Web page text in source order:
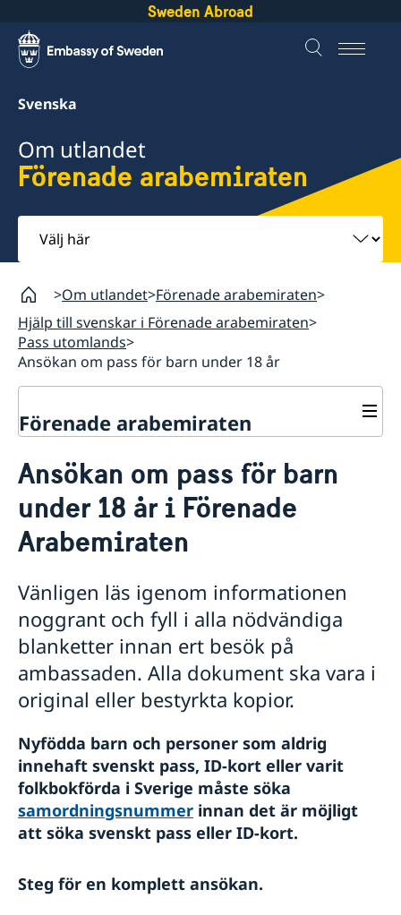
Sweden Abroad
Svenska
Om utlandet
Förenade arabemiraten
Välj
här
Om utlandet Förenade arabemiraten
Hjälp till svenskar i Förenade arabemiraten
Pass utomlands
Ansökan om pass för barn under 18 år
Förenade arabemiraten
Hjälp till svenskar i Förenade
arabemiraten
Rösta i Förenade arabemiraten
Akut hjälp
Om du blir sjuk eller råkar ut för en olycka
Juridisk hjälp i utlandet
Larmcentraler
Ansökan om pass för vuxna
Förlust av pass
Ansökan om pass för barn under 18 år
Provisoriskt pass
Nationellt id-kort
Samordningsnummer
Namnändring
Utlämning av pass och nationellt id-kort
Hjälp kring medborgarskap
Om svenskt medborgarskap
Gifta sig utomlands
Avgifter
Levnadsintyg
Reseinformation
Ansökan om pass för barn
under 18 år i Förenade
Arabemiraten
Vänligen läs igenom informationen
noggrant och fyll i alla nödvändiga
blanketter innan ert besök på
ambassaden. Alla dokument ska vara i
original eller bestyrkta kopior.
Nyfödda barn och personer som aldrig
innehaft svenskt pass, ID-kort eller varit
folkbokförda i Sverige måste söka
samordningsnummer innan det är möjligt
att söka svenskt pass eller ID-kort.
Steg för en komplett ansökan.